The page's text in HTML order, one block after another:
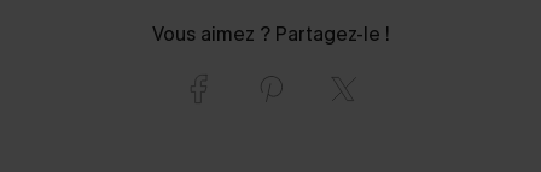
Vous aimez ? Partagez-le !